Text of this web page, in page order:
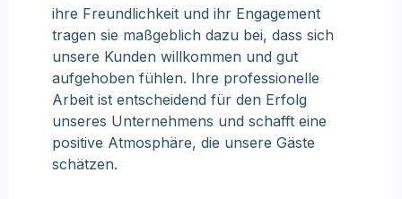
ihre Freundlichkeit und ihr Engagement
tragen sie maßgeblich dazu bei, dass sich
unsere Kunden willkommen und gut
aufgehoben fühlen. Ihre professionelle
Arbeit ist entscheidend für den Erfolg
unseres Unternehmens und schafft eine
positive Atmosphäre, die unsere Gäste
schätzen.